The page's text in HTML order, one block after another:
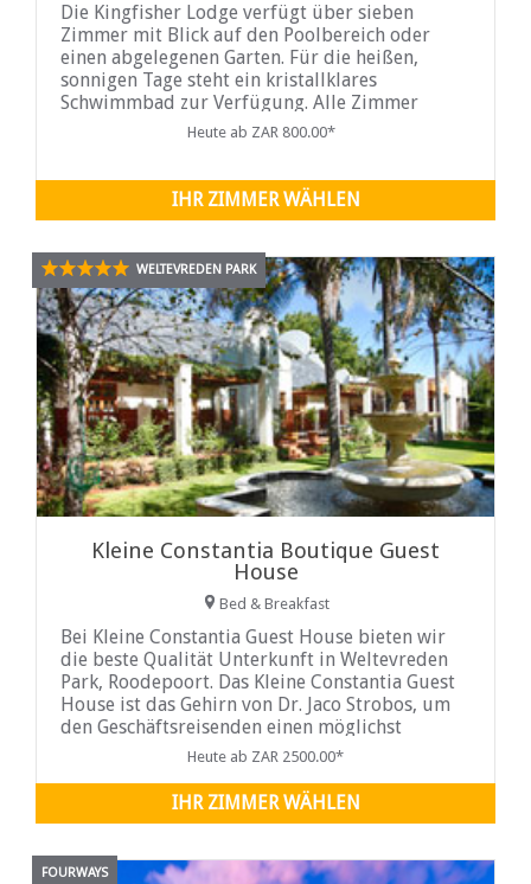
Die Kingfisher Lodge verfügt über sieben
Zimmer mit Blick auf den Poolbereich oder
einen abgelegenen Garten. Für die heißen,
sonnigen Tage steht ein kristallklares
Schwimmbad zur Verfügung. Alle Zimmer
Heute ab ZAR 800.00*
IHR ZIMMER WÄHLEN
WELTEVREDEN PARK
Kleine Constantia Boutique Guest
House
Bed & Breakfast
Bei Kleine Constantia Guest House bieten wir
die beste Qualität Unterkunft in Weltevreden
Park, Roodepoort. Das Kleine Constantia Guest
House ist das Gehirn von Dr. Jaco Strobos, um
den Geschäftsreisenden einen möglichst
Heute ab ZAR 2500.00*
IHR ZIMMER WÄHLEN
FOURWAYS